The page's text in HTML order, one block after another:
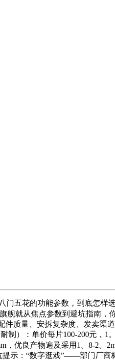
花的功能参数，到底怎样选
就从焦点参数到避坑指南，
质量、安拆复杂度、发卖渠
）：单价每片100-200元，1
，优良产物遍及采用1。8-2。
示：“数字逛戏”——部门厂